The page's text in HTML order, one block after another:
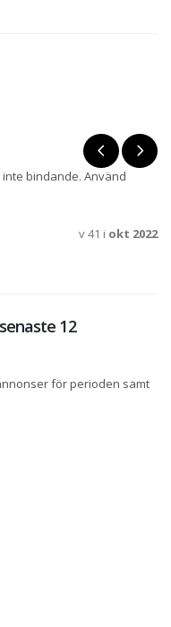
bindande. Använd
v 41 i okt 2022
12
för perioden samt